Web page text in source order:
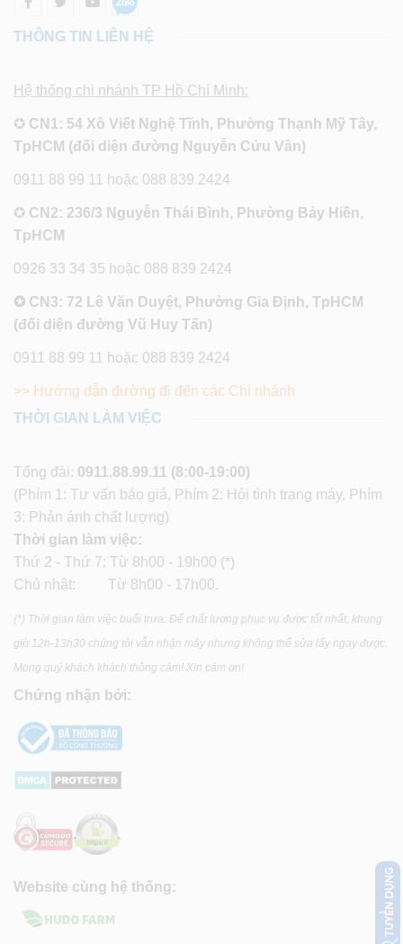
THÔNG TIN LIÊN HỆ
Hệ thống chi nhánh TP Hồ Chí Minh:
✪ CN1: 54 Xô Viết Nghệ Tĩnh, Phường Thạnh Mỹ Tây,
TpHCM (đối diện đường Nguyễn Cửu Vân)
0911 88 99 11 hoặc 088 839 2424
✪ CN2: 236/3 Nguyễn Thái Bình, Phường Bảy Hiền,
TpHCM
0926 33 34 35 hoặc 088 839 2424
✪ CN3: 72 Lê Văn Duyệt, Phường Gia Định, TpHCM
(đối diện đường Vũ Huy Tấn)
0911 88 99 11 hoặc 088 839 2424
>> Hướng dẫn đường đi đến các Chi nhánh
THỜI GIAN LÀM VIỆC
Tổng đài: 0911.88.99.11 (8:00-19:00)
(Phím 1: Tư vấn báo giá, Phím 2: Hỏi tình trạng máy, Phím
3: Phản ánh chất lượng)
Thời gian làm việc:
Thứ 2 - Thứ 7: Từ 8h00 - 19h00 (*)
Chủ nhật: Từ 8h00 - 17h00.
(*) Thời gian làm việc buổi trưa: Để chất lượng phục vụ được tốt nhất, khung
giờ 12h-13h30 chúng tôi vẫn nhận máy nhưng không thể sửa lấy ngay được.
Mong quý khách khách thông cảm! Xin cảm ơn!
Chứng nhận bởi:
Website cùng hệ thống: